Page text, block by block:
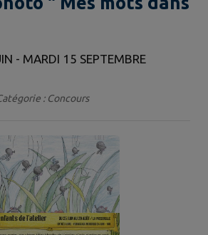
- MARDI 15 SEPTEMBRE
: Concours